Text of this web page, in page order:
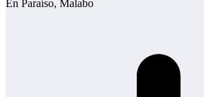
En Paraíso, Malabo